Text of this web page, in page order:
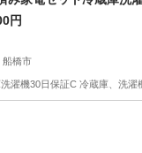
円
船橋市
濯機30日保証C 冷蔵庫、洗